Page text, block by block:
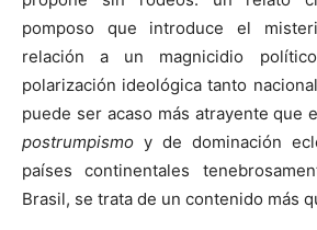
pomposo que introduce el
relación a un magnicidio
polarización ideológica tanto
puede ser acaso más atrayente que
postrumpismo y de dominación
países continentales
Brasil, se trata de un contenido más